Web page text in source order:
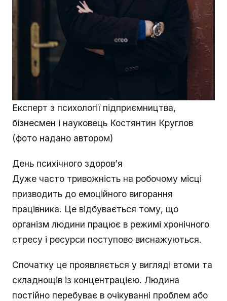
Експерт з психології підприємництва,
бізнесмен і науковець Костянтин Круглов
(фото надано автором)
День психічного здоров’я
Дуже часто тривожність на робочому місці
призводить до емоційного вигорання
працівника. Це відбувається тому, що
організм людини працює в режимі хронічного
стресу і ресурси поступово виснажуються.
Спочатку це проявляється у вигляді втоми та
складнощів із концентрацією. Людина
постійно перебуває в очікуванні проблем або